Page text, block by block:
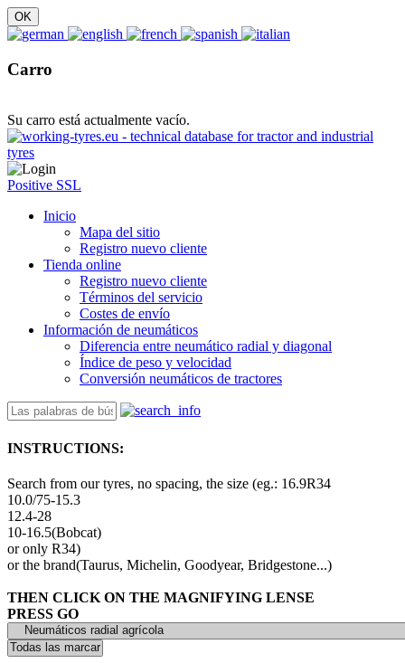
Carro
Su carro está actualmente vacío.
Positive SSL
Inicio
Mapa del sitio
Registro nuevo cliente
Tienda online
Registro nuevo cliente
Términos del servicio
Costes de envío
Información de neumáticos
Diferencia entre neumático radial y diagonal
Índice de peso y velocidad
Conversión neumáticos de tractores
INSTRUCTIONS:
Search from our tyres, no spacing, the size (eg.: 16.9R34
10.0/75-15.3
12.4-28
10-16.5(Bobcat)
or only R34)
or the brand(Taurus, Michelin, Goodyear, Bridgestone...)
THEN CLICK ON THE MAGNIFYING LENSE
PRESS GO